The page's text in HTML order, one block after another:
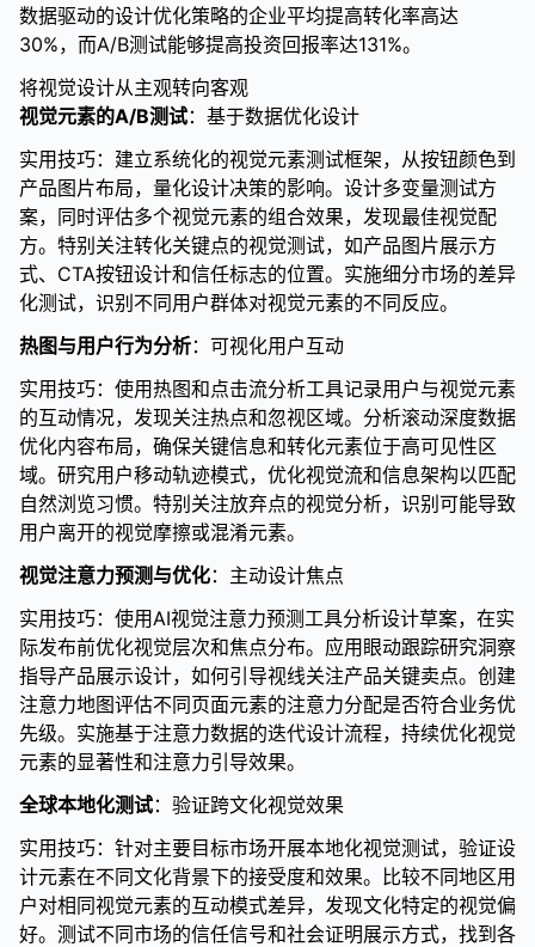
数据驱动的设计优化策略的企业平均提高转化率高达
30%，而A/B测试能够提高投资回报率达131%。
将视觉设计从主观转向客观
视觉元素的A/B测试：基于数据优化设计
实用技巧：建立系统化的视觉元素测试框架，从按钮颜色到
产品图片布局，量化设计决策的影响。设计多变量测试方
案，同时评估多个视觉元素的组合效果，发现最佳视觉配
方。特别关注转化关键点的视觉测试，如产品图片展示方
式、CTA按钮设计和信任标志的位置。实施细分市场的差异
化测试，识别不同用户群体对视觉元素的不同反应。
热图与用户行为分析：可视化用户互动
实用技巧：使用热图和点击流分析工具记录用户与视觉元素
的互动情况，发现关注热点和忽视区域。分析滚动深度数据
优化内容布局，确保关键信息和转化元素位于高可见性区
域。研究用户移动轨迹模式，优化视觉流和信息架构以匹配
自然浏览习惯。特别关注放弃点的视觉分析，识别可能导致
用户离开的视觉摩擦或混淆元素。
视觉注意力预测与优化：主动设计焦点
实用技巧：使用AI视觉注意力预测工具分析设计草案，在实
际发布前优化视觉层次和焦点分布。应用眼动跟踪研究洞察
指导产品展示设计，如何引导视线关注产品关键卖点。创建
注意力地图评估不同页面元素的注意力分配是否符合业务优
先级。实施基于注意力数据的迭代设计流程，持续优化视觉
元素的显著性和注意力引导效果。
全球本地化测试：验证跨文化视觉效果
实用技巧：针对主要目标市场开展本地化视觉测试，验证设
计元素在不同文化背景下的接受度和效果。比较不同地区用
户对相同视觉元素的互动模式差异，发现文化特定的视觉偏
好。测试不同市场的信任信号和社会证明展示方式，找到各